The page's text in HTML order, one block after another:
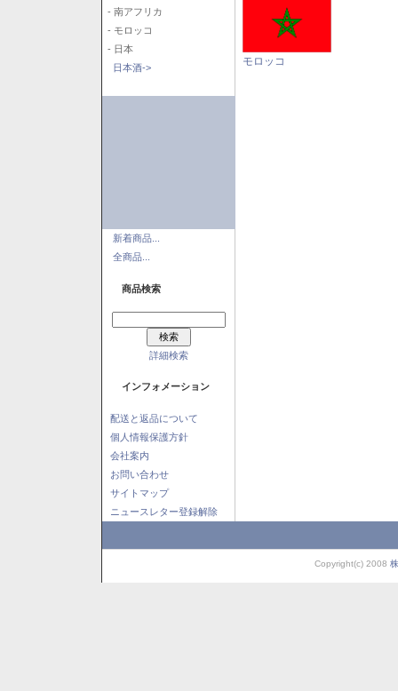
- 南アフリカ
- モロッコ
- 日本
日本酒->
新着商品...
全商品...
商品検索
詳細検索
インフォメーション
配送と返品について
個人情報保護方針
会社案内
お問い合わせ
サイトマップ
ニュースレター登録解除
モロッコ
Copyright(c) 2008